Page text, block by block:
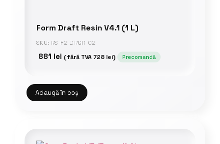
Form Draft Resin V4.1 (1 L)
SKU: RS-F2-DRGR-02
881 lei (fără TVA728 lei) Precomandă
Adaugă în coș